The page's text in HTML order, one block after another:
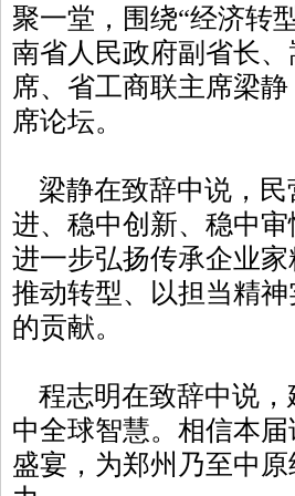
聚一堂，围绕“经济转
南省人民政府副省长
席、省工商联主席梁
席论坛。
梁静在致辞中说，民
进、稳中创新、稳中
进一步弘扬传承企业
推动转型、以担当精
的贡献。
程志明在致辞中说，
中全球智慧。相信本
盛宴，为郑州乃至中